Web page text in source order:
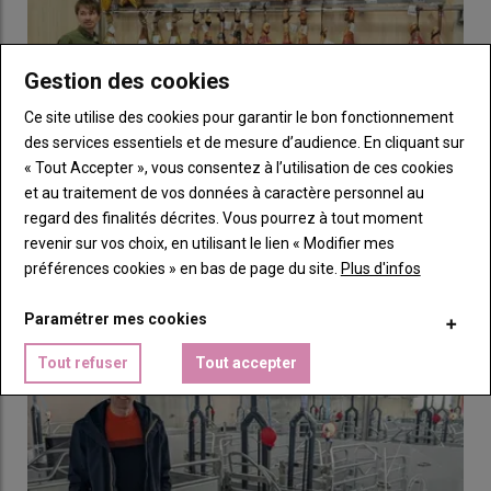
Graphique = L’influence du rang de portée est moins
importante dans les élevages pratiquant la pesée depuis plus
longtempsÉvolution des poids à la naissance selon la parité et
Un moindre effet du rang de portée
montre également que l’influence du rang de portée sur le
poids de naissance est moindre chez les éleveurs qui pèsent
depuis plus longtemps. «C’est sans doute le signe d’une
L’industrialisation de l’agroalimentaire porcin
espagnol
15 juillet 2026
espagnole, s’intéresser à l’industrialisation de l’…
Gestion des cookies
Ce site utilise des cookies pour garantir le bon fonctionnement
des services essentiels et de mesure d’audience. En cliquant sur
« Tout Accepter », vous consentez à l’utilisation de ces cookies
et au traitement de vos données à caractère personnel au
regard des finalités décrites. Vous pourrez à tout moment
revenir sur vos choix, en utilisant le lien « Modifier mes
préférences cookies » en bas de page du site. Plus d'infos
Paramétrer mes cookies
Tout refuser Tout accepter